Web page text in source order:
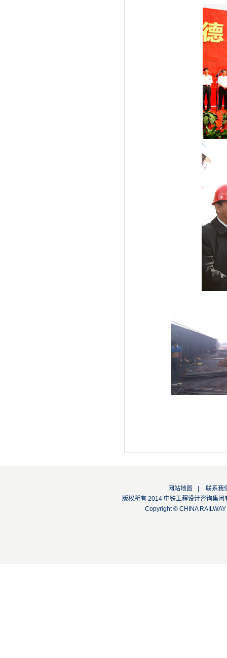
网站地图
联系我
版权所有 2014 中铁工程设计咨询
Copyright © CHINA